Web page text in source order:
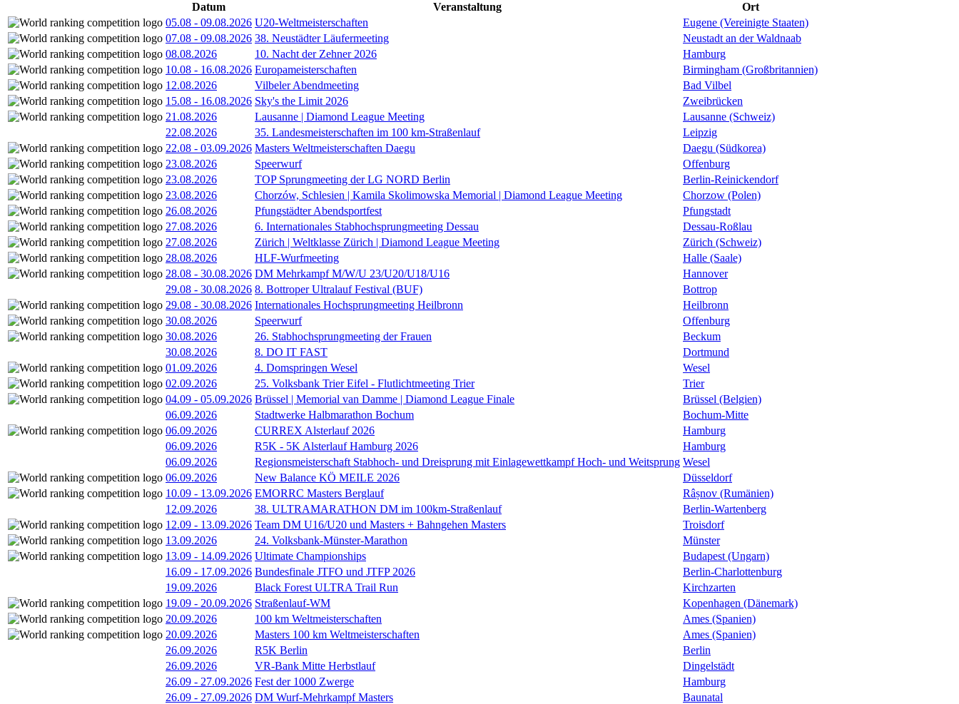
Datum Veranstaltung
Ort
05.08 - 09.08.2026 U20-Weltmeisterschaften
Eugene (Vereinigte Staaten)
07.08 - 09.08.2026 38. Neustädter Läufermeeting
Neustadt an der Waldnaab
08.08.2026
10. Nacht der Zehner 2026
Hamburg
10.08 - 16.08.2026 Europameisterschaften
Birmingham (Großbritannien)
12.08.2026
Vilbeler Abendmeeting
Bad Vilbel
15.08 - 16.08.2026 Sky's the Limit 2026
Zweibrücken
21.08.2026
Lausanne | Diamond League Meeting
Lausanne (Schweiz)
22.08.2026
35. Landesmeisterschaften im 100 km-Straßenlauf
Leipzig
22.08 - 03.09.2026 Masters Weltmeisterschaften Daegu
Daegu (Südkorea)
23.08.2026
Speerwurf
Offenburg
23.08.2026
TOP Sprungmeeting der LG NORD Berlin
Berlin-Reinickendorf
23.08.2026
Chorzów, Schlesien | Kamila Skolimowska Memorial | Diamond League Meeting
Chorzow (Polen)
26.08.2026
Pfungstädter Abendsportfest
Pfungstadt
27.08.2026
6. Internationales Stabhochsprungmeeting Dessau
Dessau-Roßlau
27.08.2026
Zürich | Weltklasse Zürich | Diamond League Meeting
Zürich (Schweiz)
28.08.2026
HLF-Wurfmeeting
Halle (Saale)
28.08 - 30.08.2026 DM Mehrkampf M/W/U 23/U20/U18/U16
Hannover
29.08 - 30.08.2026 8. Bottroper Ultralauf Festival (BUF)
Bottrop
29.08 - 30.08.2026 Internationales Hochsprungmeeting Heilbronn
Heilbronn
30.08.2026
Speerwurf
Offenburg
30.08.2026
26. Stabhochsprungmeeting der Frauen
Beckum
30.08.2026
8. DO IT FAST
Dortmund
01.09.2026
4. Domspringen Wesel
Wesel
02.09.2026
25. Volksbank Trier Eifel - Flutlichtmeeting Trier
Trier
04.09 - 05.09.2026 Brüssel | Memorial van Damme | Diamond League Finale
Brüssel (Belgien)
06.09.2026
Stadtwerke Halbmarathon Bochum
Bochum-Mitte
06.09.2026
CURREX Alsterlauf 2026
Hamburg
06.09.2026
R5K - 5K Alsterlauf Hamburg 2026
Hamburg
06.09.2026
Regionsmeisterschaft Stabhoch- und Dreisprung mit Einlagewettkampf Hoch- und Weitsprung Wesel
06.09.2026
New Balance KÖ MEILE 2026
Düsseldorf
10.09 - 13.09.2026 EMORRC Masters Berglauf
Râșnov (Rumänien)
12.09.2026
38. ULTRAMARATHON DM im 100km-Straßenlauf
Berlin-Wartenberg
12.09 - 13.09.2026 Team DM U16/U20 und Masters + Bahngehen Masters
Troisdorf
13.09.2026
24. Volksbank-Münster-Marathon
Münster
13.09 - 14.09.2026 Ultimate Championships
Budapest (Ungarn)
16.09 - 17.09.2026 Bundesfinale JTFO und JTFP 2026
Berlin-Charlottenburg
19.09.2026
Black Forest ULTRA Trail Run
Kirchzarten
19.09 - 20.09.2026 Straßenlauf-WM
Kopenhagen (Dänemark)
20.09.2026
100 km Weltmeisterschaften
Ames (Spanien)
20.09.2026
Masters 100 km Weltmeisterschaften
Ames (Spanien)
26.09.2026
R5K Berlin
Berlin
26.09.2026
VR-Bank Mitte Herbstlauf
Dingelstädt
26.09 - 27.09.2026 Fest der 1000 Zwerge
Hamburg
26.09 - 27.09.2026 DM Wurf-Mehrkampf Masters
Baunatal